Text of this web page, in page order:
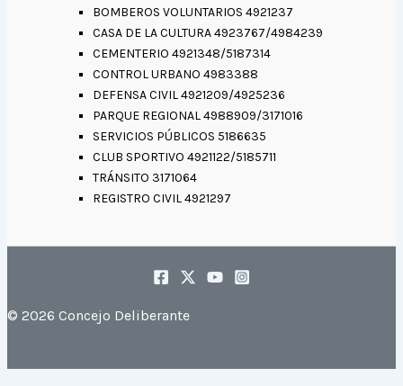
BOMBEROS VOLUNTARIOS 4921237
CASA DE LA CULTURA 4923767/4984239
CEMENTERIO 4921348/5187314
CONTROL URBANO 4983388
DEFENSA CIVIL 4921209/4925236
PARQUE REGIONAL 4988909/3171016
SERVICIOS PÚBLICOS 5186635
CLUB SPORTIVO 4921122/5185711
TRÁNSITO 3171064
REGISTRO CIVIL 4921297
© 2026 Concejo Deliberante